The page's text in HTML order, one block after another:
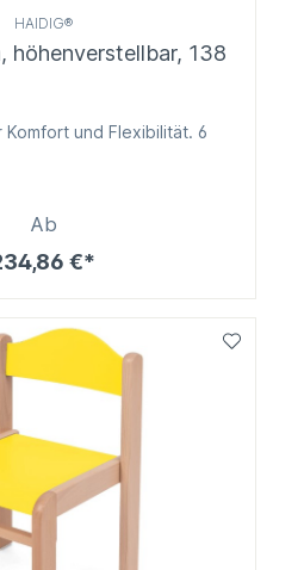
HAIDIG®
höhenverstellbar, 138
und Flexibilität. 6
Ab
€*